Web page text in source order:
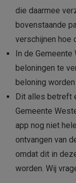
die daarmee
bovenstaande
verschijnen hoe
In de
beloningen te
beloning
Dit alles betreft
Gemeente
app nog niet
ontvangen van
omdat dit in
worden. Wij